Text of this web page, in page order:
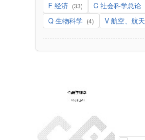
F 经济 (33) C 社会科学总论
Q 生物科学 (4) V 航空、航天